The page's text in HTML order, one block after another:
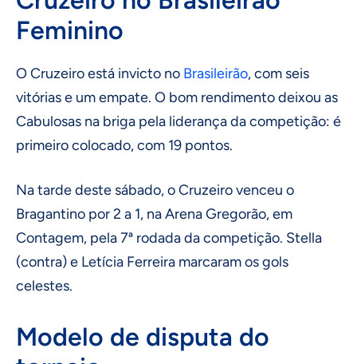
Feminino
O Cruzeiro está invicto no Brasileirão, com seis
vitórias e um empate. O bom rendimento deixou as
Cabulosas na briga pela liderança da competição: é
primeiro colocado, com 19 pontos.
Na tarde deste sábado, o Cruzeiro venceu o
Bragantino por 2 a 1, na Arena Gregorão, em
Contagem, pela 7ª rodada da competição. Stella
(contra) e Letícia Ferreira marcaram os gols
celestes.
Modelo de disputa do